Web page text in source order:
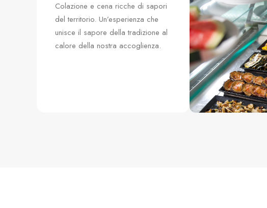
Colazione e cena ricche di sapori
del territorio. Un’esperienza che
unisce il sapore della tradizione al
calore della nostra accoglienza.